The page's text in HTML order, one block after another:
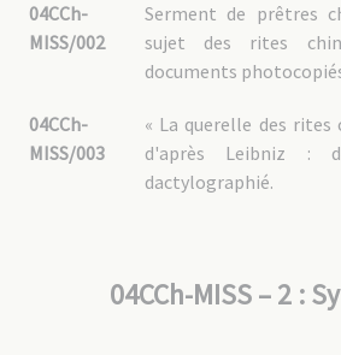
04CCh-SI – 3.4 : Clergé chinois
04CCh-SI – 4 : Sichuan occidental
04CCh-SI – 4.1 : Administration
04CCh-SI – 4.4 : Clergé chinois
04CCh-SI – 4.5 : Relations avec les autorités
04CCh-SI – 4.6 : Documentation
04CCh-SI – 5 : Synode du Sichuan (1803)
04CCh-MA – 1 : Fonds des vicaires
04CCh-MA – 1.1 : [1364] Mgr Laurent Guillon
04CCh-
MISS/002
Serment de prêtres
sujet des rites
documents
04CCh-
MISS/003
« La querelle des rites
d'après Leibniz :
dactylographié.
04CCh-MISS – 2 :